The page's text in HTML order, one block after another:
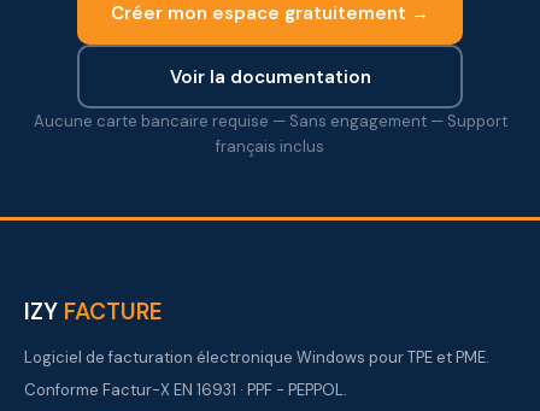
Créer mon espace gratuitement →
Voir la documentation
Aucune carte bancaire requise — Sans engagement — Support
français inclus
IZY FACTURE
Logiciel de facturation électronique Windows pour TPE et PME.
Conforme Factur-X EN 16931 · PPF - PEPPOL.